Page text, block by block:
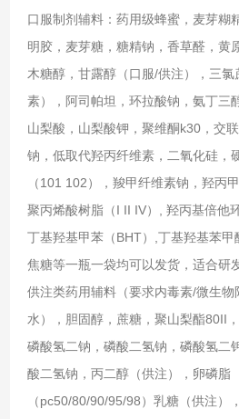
口服制剂辅料：药用级蜂蜜，麦芽糊
明胶，麦芽糖，糖精钠，香草醛，黄
木糖醇，甘露醇（口服/供注），三
素），阿司帕坦，环拉酸钠，氨丁三
山梨酸，山梨酸钾，聚维酮k30，交
钠，低取代羟丙纤维素，二氧化硅，
（101 102），羧甲纤维素钠，羟丙
聚丙烯酸树脂（I II IV）, 羟丙基倍他
丁基羟基甲苯（BHT）,丁基羟基苯甲
焦糖等一瓶一袋均可以发货，适合研
供注类药用辅料（要求内毒素/微生物
水），胆固醇，蔗糖，聚山梨酯80II
磷酸氢二钠，磷酸二氢钠，磷酸氢二
酸二氢钠，丙二醇（供注），卵磷脂
（pc50/80/90/95/98）乳糖（供注）